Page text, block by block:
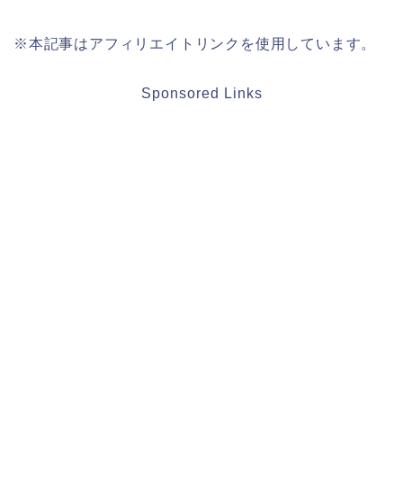
※本記事はアフィリエイトリンクを使用しています。
Sponsored Links